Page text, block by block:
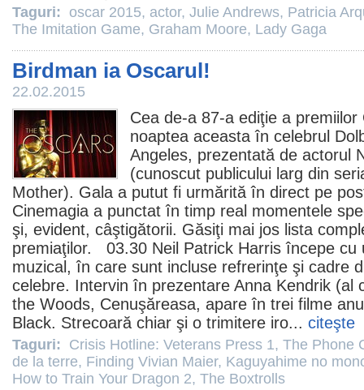
Taguri: oscar 2015, actor, Julie Andrews, Patricia
The Imitation Game, Graham Moore, Lady Gaga
Birdman ia Oscarul!
22.02.2015
Cea de-a 87-a ediţie a premiilor
noaptea aceasta în celebrul
Angeles, prezentată de actorul
(cunoscut publicului larg din
Mother). Gala a putut fi urmărită în direct pe
Cinemagia a punctat în timp real momentele
şi, evident, câştigătorii. Găsiţi mai jos lista
premiaţilor. 03.30 Neil Patrick Harris începe cu
muzical, în care sunt incluse refrerinţe şi cadre
celebre. Intervin în prezentare Anna Kendrik (al
the Woods, Cenuşăreasa, apare în trei filme
Black. Strecoară chiar şi o trimitere iro... citeşte
Taguri: Crisis Hotline: Veterans Press 1, The Phone
de la terre, Finding Vivian Maier, Kaguyahime no
How to Train Your Dragon 2, The Boxtrolls